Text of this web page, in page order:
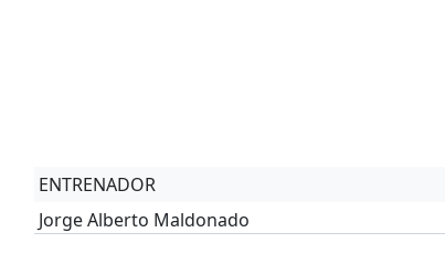
ENTRENADOR
Jorge Alberto Maldonado